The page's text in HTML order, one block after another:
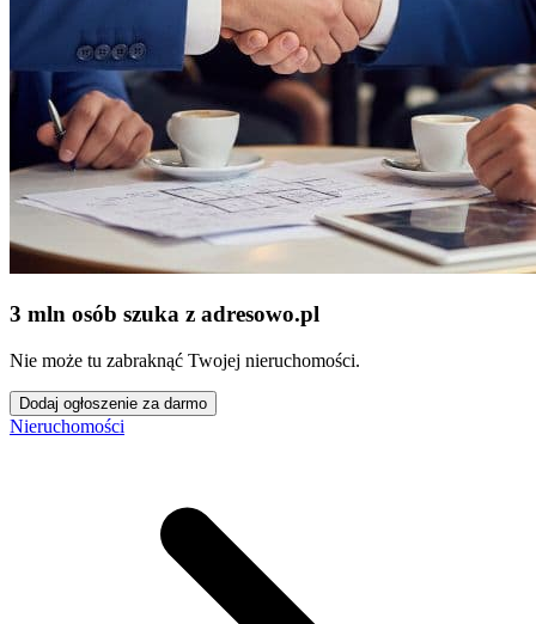
3 mln osób szuka z adresowo.pl
Nie może tu zabraknąć Twojej nieruchomości.
Dodaj ogłoszenie za darmo
Nieruchomości